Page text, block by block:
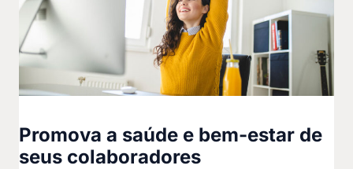
Promova a saúde e bem-estar de
seus colaboradores